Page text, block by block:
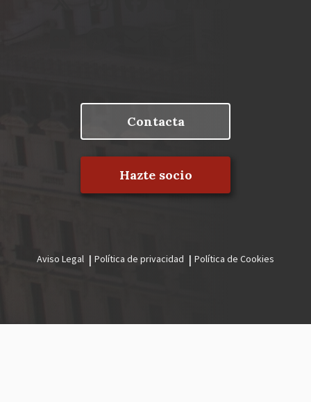
Contacta
Hazte socio
legal
Aviso Legal Política de privacidad Política de Cookies